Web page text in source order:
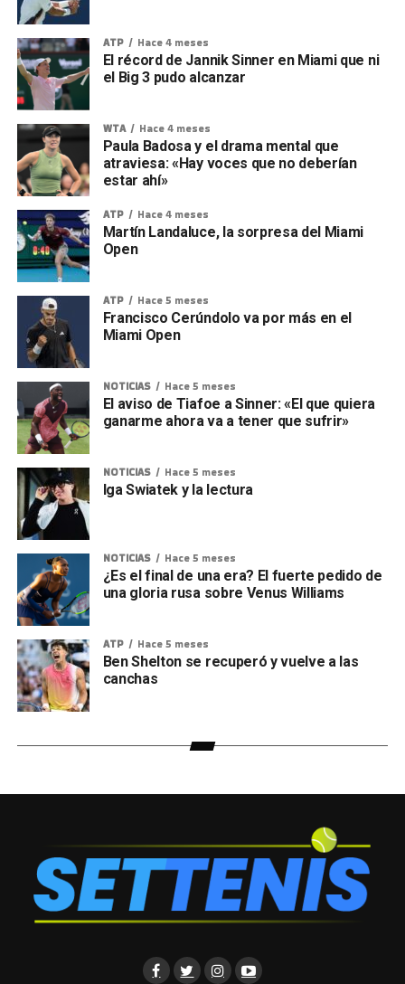
ATP Hace 4 meses
El récord de Jannik Sinner en Miami que ni
el Big 3 pudo alcanzar
WTA Hace 4 meses
Paula Badosa y el drama mental que
atraviesa: «Hay voces que no deberían
estar ahí»
ATP Hace 4 meses
Martín Landaluce, la sorpresa del Miami
Open
ATP Hace 5 meses
Francisco Cerúndolo va por más en el
Miami Open
NOTICIAS Hace 5 meses
El aviso de Tiafoe a Sinner: «El que quiera
ganarme ahora va a tener que sufrir»
NOTICIAS Hace 5 meses
Iga Swiatek y la lectura
NOTICIAS Hace 5 meses
¿Es el final de una era? El fuerte pedido de
una gloria rusa sobre Venus Williams
ATP Hace 5 meses
Ben Shelton se recuperó y vuelve a las
canchas